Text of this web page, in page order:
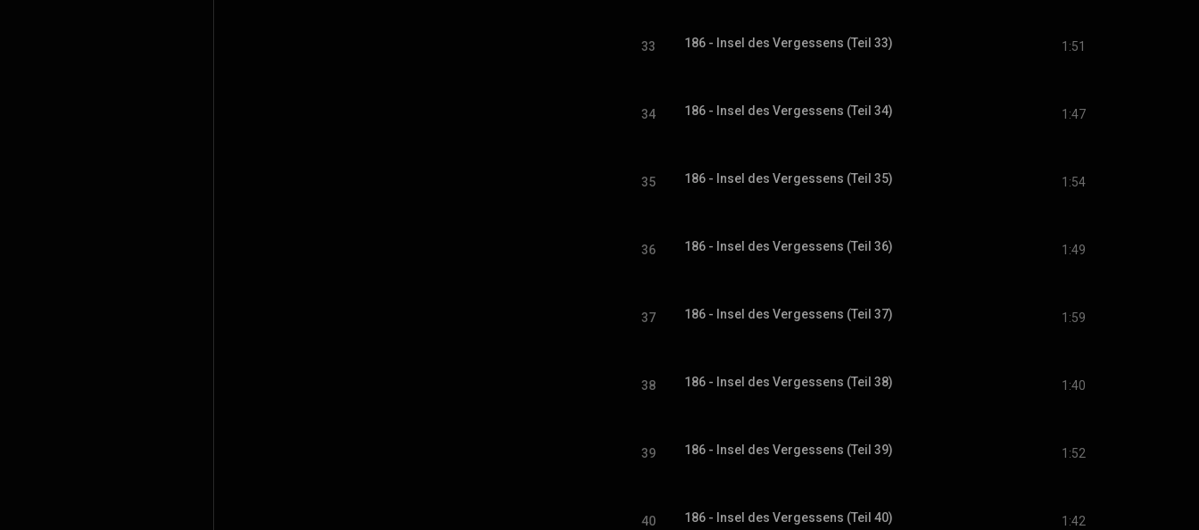
33 186 - Insel des Vergessens (Teil 33) 1:51
34 186 - Insel des Vergessens (Teil 34) 1:47
35 186 - Insel des Vergessens (Teil 35) 1:54
36 186 - Insel des Vergessens (Teil 36) 1:49
37 186 - Insel des Vergessens (Teil 37) 1:59
38 186 - Insel des Vergessens (Teil 38) 1:40
39 186 - Insel des Vergessens (Teil 39) 1:52
40 186 - Insel des Vergessens (Teil 40) 1:42